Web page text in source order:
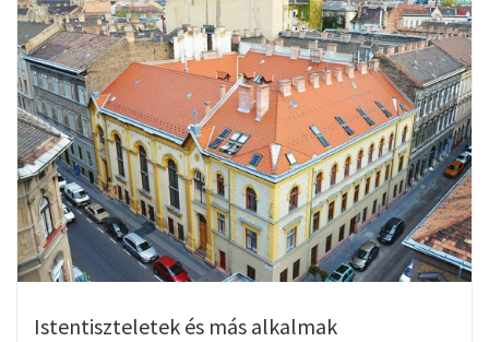
Istentiszteletek és más alkalmak